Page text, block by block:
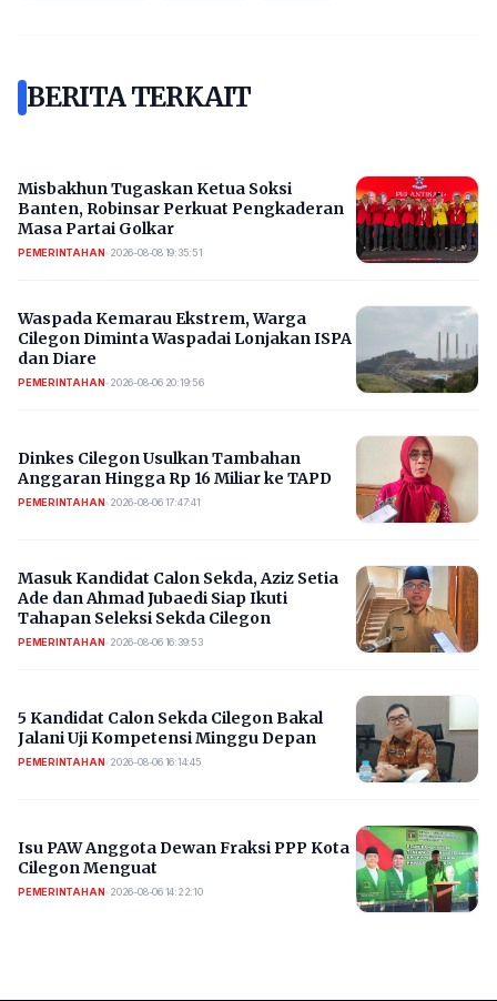
BERITA TERKAIT
Misbakhun Tugaskan Ketua Soksi
Banten, Robinsar Perkuat Pengkaderan
Masa Partai Golkar
PEMERINTAHAN• 2026-08-08 19:35:51
Waspada Kemarau Ekstrem, Warga
Cilegon Diminta Waspadai Lonjakan ISPA
dan Diare
PEMERINTAHAN• 2026-08-06 20:19:56
Dinkes Cilegon Usulkan Tambahan
Anggaran Hingga Rp 16 Miliar ke TAPD
PEMERINTAHAN• 2026-08-06 17:47:41
Masuk Kandidat Calon Sekda, Aziz Setia
Ade dan Ahmad Jubaedi Siap Ikuti
Tahapan Seleksi Sekda Cilegon
PEMERINTAHAN• 2026-08-06 16:39:53
5 Kandidat Calon Sekda Cilegon Bakal
Jalani Uji Kompetensi Minggu Depan
PEMERINTAHAN• 2026-08-06 16:14:45
Isu PAW Anggota Dewan Fraksi PPP Kota
Cilegon Menguat
PEMERINTAHAN• 2026-08-06 14:22:10